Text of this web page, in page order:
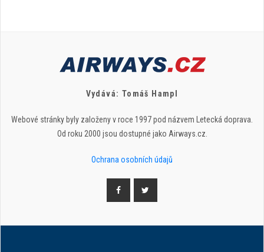
Vydává: Tomáš Hampl
Webové stránky byly založeny v roce 1997 pod názvem Letecká doprava.
Od roku 2000 jsou dostupné jako Airways.cz.
Ochrana osobních údajů